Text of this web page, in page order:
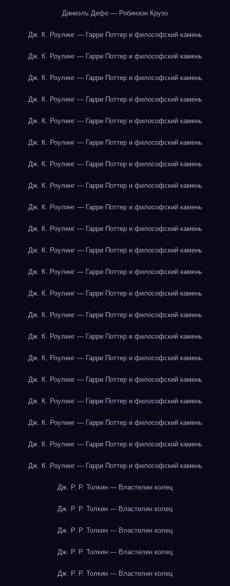
Даниэль Дефо — Робинзон Крузо
Дж. К. Роулинг — Гарри Поттер и философский камень
Дж. К. Роулинг — Гарри Поттер и философский камень
Дж. К. Роулинг — Гарри Поттер и философский камень
Дж. К. Роулинг — Гарри Поттер и философский камень
Дж. К. Роулинг — Гарри Поттер и философский камень
Дж. К. Роулинг — Гарри Поттер и философский камень
Дж. К. Роулинг — Гарри Поттер и философский камень
Дж. К. Роулинг — Гарри Поттер и философский камень
Дж. К. Роулинг — Гарри Поттер и философский камень
Дж. К. Роулинг — Гарри Поттер и философский камень
Дж. К. Роулинг — Гарри Поттер и философский камень
Дж. К. Роулинг — Гарри Поттер и философский камень
Дж. К. Роулинг — Гарри Поттер и философский камень
Дж. К. Роулинг — Гарри Поттер и философский камень
Дж. К. Роулинг — Гарри Поттер и философский камень
Дж. К. Роулинг — Гарри Поттер и философский камень
Дж. К. Роулинг — Гарри Поттер и философский камень
Дж. К. Роулинг — Гарри Поттер и философский камень
Дж. К. Роулинг — Гарри Поттер и философский камень
Дж. К. Роулинг — Гарри Поттер и философский камень
Дж. К. Роулинг — Гарри Поттер и философский камень
Дж. Р. Р. Толкин — Властелин колец
Дж. Р. Р. Толкин — Властелин колец
Дж. Р. Р. Толкин — Властелин колец
Дж. Р. Р. Толкин — Властелин колец
Дж. Р. Р. Толкин — Властелин колец